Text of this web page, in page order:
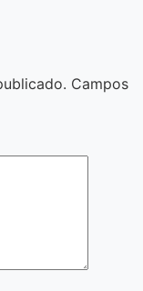
Campos